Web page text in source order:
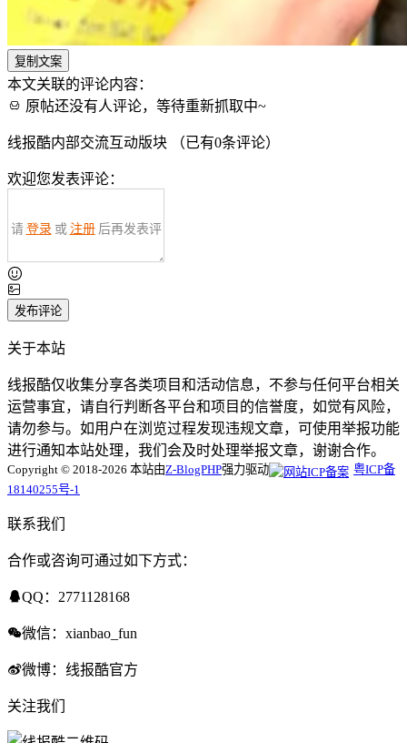
复制文案
本文关联的评论内容：
原帖还没有人评论，等待重新抓取中~
线报酷内部交流互动版块 （已有0条评论）
欢迎您发表评论：
请 登录 或 注册 后再发表评
发布评论
关于本站
线报酷仅收集分享各类项目和活动信息，不参与任何平台相关
运营事宜，请自行判断各平台和项目的信誉度，如觉有风险，
请勿参与。如用户在浏览过程发现违规文章，可使用举报功能
进行通知本站处理，我们会及时处理举报文章，谢谢合作。
Copyright © 2018-2026 本站由Z-BlogPHP强力驱动
粤ICP备
18140255号-1
联系我们
合作或咨询可通过如下方式：
QQ：2771128168
微信：xianbao_fun
微博：线报酷官方
关注我们